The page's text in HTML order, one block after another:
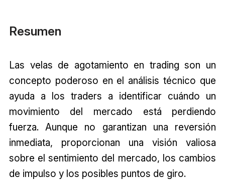
Resumen
Las velas de agotamiento en trading son un
concepto poderoso en el análisis técnico que
ayuda a los traders a identificar cuándo un
movimiento del mercado está perdiendo
fuerza. Aunque no garantizan una reversión
inmediata, proporcionan una visión valiosa
sobre el sentimiento del mercado, los cambios
de impulso y los posibles puntos de giro.